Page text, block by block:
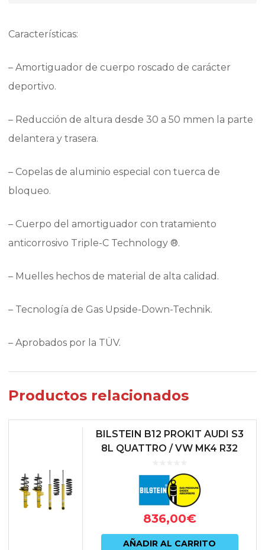
Características:
– Amortiguador de cuerpo roscado de carácter
deportivo.
– Reducción de altura desde 30 a 50 mmen la parte
delantera y trasera.
– Copelas de aluminio especial con tuerca de
bloqueo.
– Cuerpo del amortiguador con tratamiento
anticorrosivo Triple-C Technology ®.
– Muelles hechos de material de alta calidad.
– Tecnología de Gas Upside-Down-Technik.
– Aprobados por la TÜV.
Productos relacionados
BILSTEIN B12 PROKIT AUDI S3
8L QUATTRO / VW MK4 R32
836,00€
AÑADIR AL CARRITO